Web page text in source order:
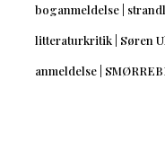
boganmeldelse |
litteraturkritik | Søren
anmeldelse |